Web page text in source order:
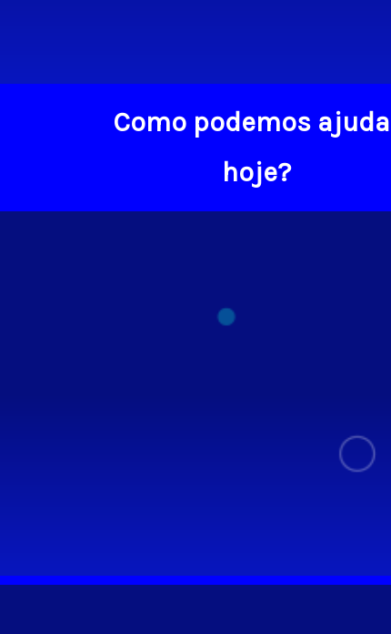
Como podemos
hoje?